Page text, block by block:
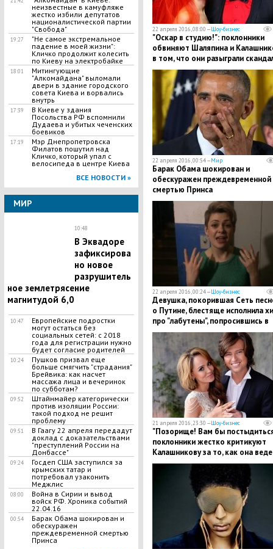
неизвестные в камуфляже
жестко избили депутатов
националистической партии
"Свобода"
19:27
"Не самое экстремальное
падение в моей жизни":
Кличко продолжит колесить
по Киеву на электробайке
18:01
Митингующие
"Алкомайдана" выломали
двери в здание городского
совета Киева и ворвались
внутрь
17:39
В Киеве у здания
Посольства РФ вспомнили
Дудаева и убитых чеченских
боевиков
17:19
Мэр Днепропетровска
Филатов пошутил над
Кличко, который упал с
велосипеда в центре Киева
ВСЕ НОВОСТИ »
МИР
10:48
В Эквадоре
зафиксирова
но новое
разрушитель
ное землетрясение
магнитудой 6,0
10:47
Европейские подростки
могут остаться без
социальных сетей: с 2018
года для регистрации нужно
будет согласие родителей
10:24
Пушков призвал еще
больше смягчить "страдания"
Брейвика: как насчет
массажа лица и вечеринок
по субботам?
09:52
Штайнмайер категорически
против изоляции России:
такой подход не решит
проблему
09:51
В Гаагу 22 апреля передадут
доклад с доказательствами
"преступлений России на
Донбассе"
09:24
Госдеп США заступился за
крымских татар и
потребовал узаконить
Меджлис
08:00
Война в Сирии и вывод
войск РФ. Хроника событий
22.04.16
00:54
Барак Обама шокирован и
обескуражен
преждевременной смертью
Принса
22 апреля 2016, 08:00 —Шоу-бизнес
"Оскар в студию!": поклонники
обвиняют Шаляпина и
в том, что они разыграли
ДНК-тестом ради пиара
22 апреля 2016, 00:54 —Мир
Барак Обама шокирован и
обескуражен преждевременной
смертью Принса
22 апреля 2016, 00:24 —Шоу-бизнес
Девушка, покорившая Сеть
о Путине, блестяще исполнила
про "лабутены", попросившись в
группу к Шнурову
21 апреля 2016, 23:30 —Шоу-бизнес
"Позорище! Вам бы
поклонники жестко критикуют
Калашникову за то, как она
себя после скандала